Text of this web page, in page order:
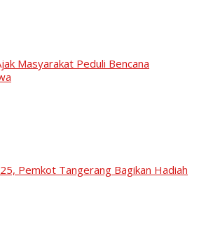
Masyarakat Peduli Bencana
Pemkot Tangerang Bagikan Hadiah